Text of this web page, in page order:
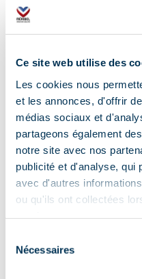
Ce site web utilise des
Les cookies nous
et les annonces, d'offrir
médias sociaux et
partageons également
notre site avec nos
publicité et d'analyse, qui
avec d'autres
ou qu'ils ont collectées
Nécessaires